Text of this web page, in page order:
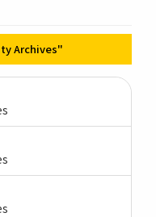
Archives"